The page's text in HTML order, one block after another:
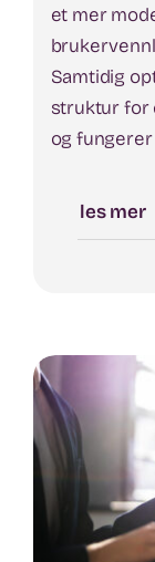
et mer
Samtidig
struktur for
og
les mer